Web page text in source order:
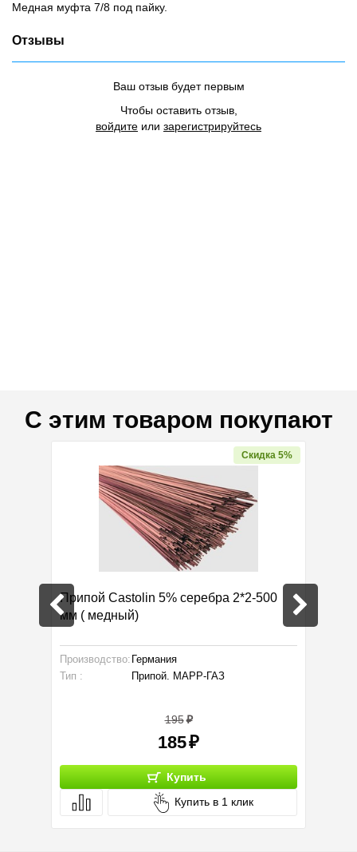
Медная муфта 7/8 под пайку.
Отзывы
Ваш отзыв будет первым
Чтобы оставить отзыв,
войдите или зарегистрируйтесь
С этим товаром покупают
Скидка 5%
Припой Castolin 5% серебра 2*2-500
мм ( медный)
Производство: Германия
Тип :
Припой. МАРР-ГАЗ
195
185
Купить
Купить в 1 клик